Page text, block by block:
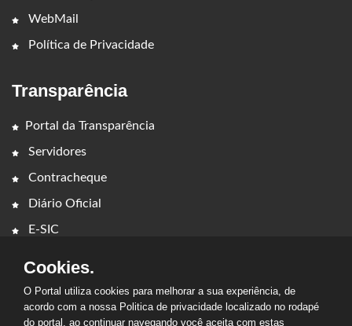
WebMail
Política de Privacidade
Transparência
Portal da Transparência
Servidores
Contracheque
Diário Oficial
E-SIC
Cookies.
O Portal utiliza cookies para melhorar a sua experiência, de
acordo com a nossa Politica de privacidade localizado no rodapé
do portal, ao continuar navegando você aceita com estas